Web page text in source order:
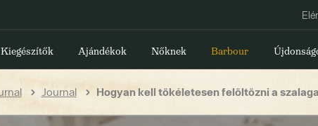
Kiegészítők Ajándékok Nőknek Barbour
Journal Hogyan kell tökéletesen felöltözni a